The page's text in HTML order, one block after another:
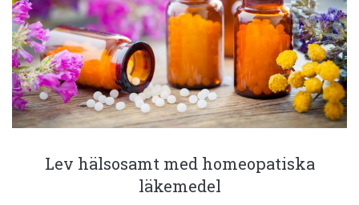
Lev hälsosamt med homeopatiska
läkemedel